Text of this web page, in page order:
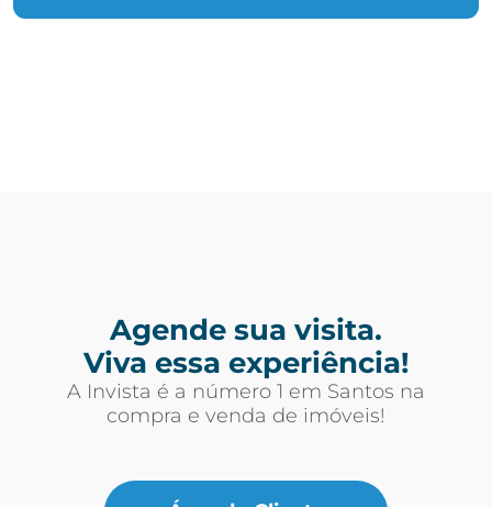
Agende sua visita.
Viva essa experiência!
A Invista é a número 1 em Santos na
compra e venda de imóveis!